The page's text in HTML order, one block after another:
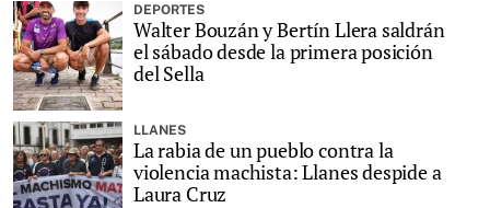
DEPORTES
Walter Bouzán y Bertín Llera saldrán
el sábado desde la primera posición
del Sella
LLANES
La rabia de un pueblo contra la
violencia machista: Llanes despide a
Laura Cruz